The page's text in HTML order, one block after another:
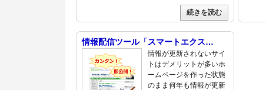
続きを読む
情報配信ツール「スマートエクス…
情報が更新されないサイ
トはデメリットが多いホ
ームページを作った状態
のまま何年も情報が更新